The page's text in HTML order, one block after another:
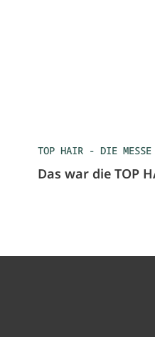
TOP HAIR - DIE MESSE
Das war die TOP